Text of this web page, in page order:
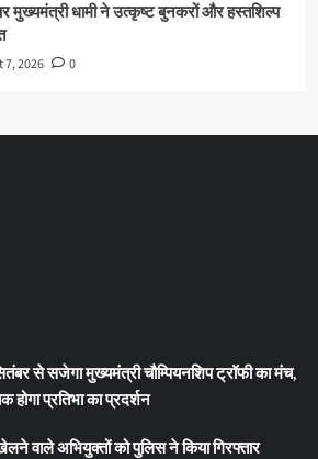
मुख्यमंत्री धामी ने उत्कृष्ट बुनकरों और हस्तशिल्प
7, 2026 0
से सजेगा मुख्यमंत्री चौम्पियनशिप ट्रॉफी का मंच,
होगा प्रतिभा का प्रदर्शन
वाले अभियुक्तों को पुलिस ने किया गिरफ्तार